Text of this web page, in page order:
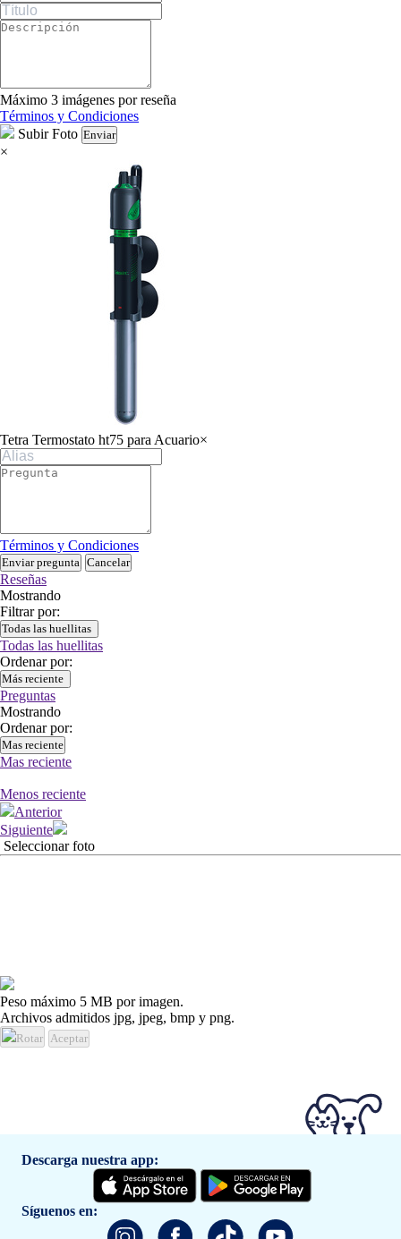
Máximo 3 imágenes por reseña
Términos y Condiciones
Subir Foto Enviar
×
Tetra Termostato ht75 para Acuario×
Términos y Condiciones
Enviar pregunta Cancelar
Reseñas
Mostrando
Filtrar por:
Todas las huellitas
Todas las huellitas
Ordenar por:
Más reciente
Preguntas
Mostrando
Ordenar por:
Mas reciente
Mas reciente
Menos reciente
Anterior
Siguiente
Seleccionar foto
Peso máximo 5 MB por imagen.
Archivos admitidos jpg, jpeg, bmp y png.
Rotar Aceptar
Descarga nuestra app:
Síguenos en: